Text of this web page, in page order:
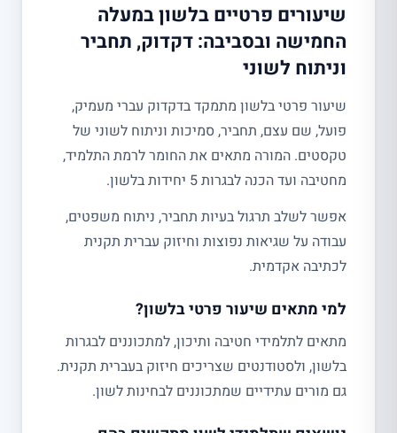
שיעורים פרטיים בלשון במעלה
החמישה ובסביבה: דקדוק, תחביר
וניתוח לשוני
שיעור פרטי בלשון מתמקד בדקדוק עברי מעמיק,
פועל, שם עצם, תחביר, סמיכות וניתוח לשוני של
טקסטים. המורה מתאים את החומר לרמת התלמיד,
מחטיבה ועד הכנה לבגרות 5 יחידות בלשון.
אפשר לשלב תרגול בעיות תחביר, ניתוח משפטים,
עבודה על שגיאות נפוצות וחיזוק עברית תקנית
לכתיבה אקדמית.
למי מתאים שיעור פרטי בלשון?
מתאים לתלמידי חטיבה ותיכון, למתכוננים לבגרות
בלשון, ולסטודנטים שצריכים חיזוק בעברית תקנית.
גם מורים עתידיים שמתכוננים לבחינות לשון.